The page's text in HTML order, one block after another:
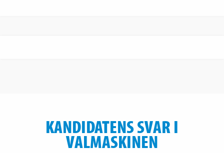
KANDIDATENS SVAR I
VALMASKINEN